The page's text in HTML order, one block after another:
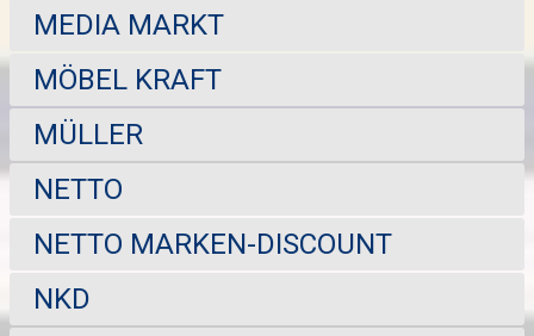
MEDIA MARKT
MÖBEL KRAFT
MÜLLER
NETTO
NETTO MARKEN-DISCOUNT
NKD